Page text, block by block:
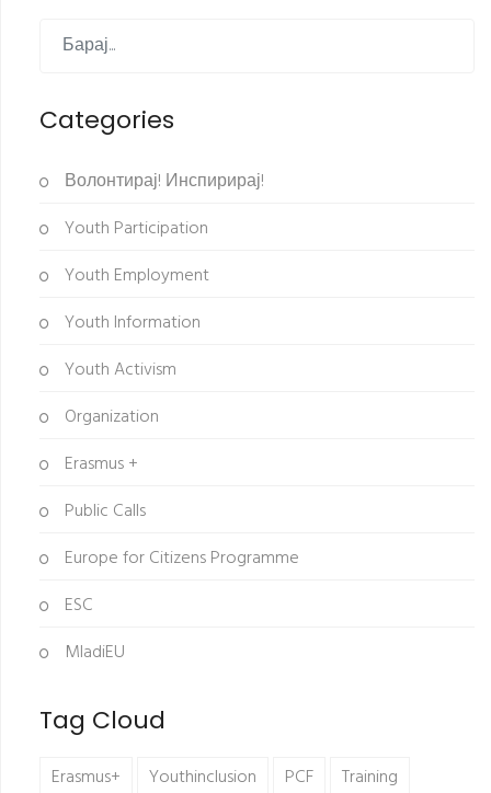
Categories
Волонтирај! Инспирирај!
Youth Participation
Youth Employment
Youth Information
Youth Activism
Organization
Erasmus +
Public Calls
Europe for Citizens Programme
ESC
MladiEU
Tag Cloud
Erasmus+ Youthinclusion PCF
Training